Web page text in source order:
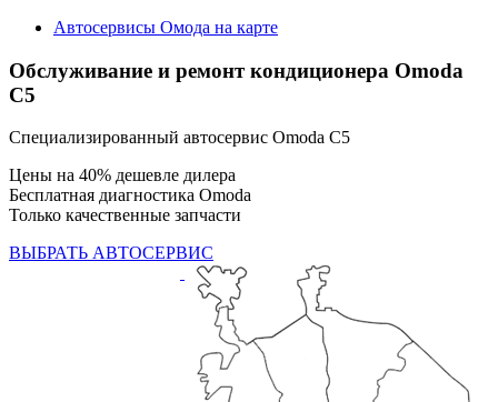
Автосервисы Омода на карте
Обслуживание и ремонт кондиционера Omoda
C5
Специализированный автосервис Omoda C5
Цены на 40% дешевле дилера
Бесплатная диагностика Omoda
Только качественные запчасти
ВЫБРАТЬ АВТОСЕРВИС